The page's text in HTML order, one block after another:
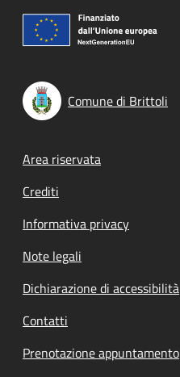
Comune di Brittoli
Footer menu
Area riservata
Crediti
Informativa privacy
Note legali
Dichiarazione di accessibilità
Contatti
Prenotazione appuntamento